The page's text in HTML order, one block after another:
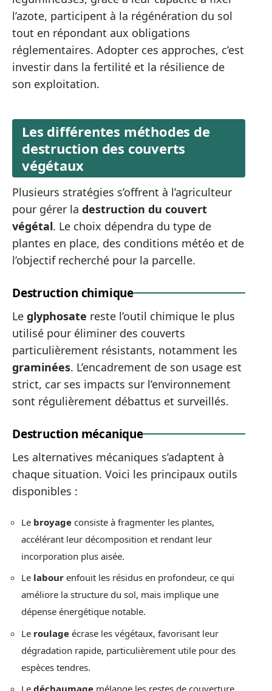
l’azote, participent à la régénération du sol
tout en répondant aux obligations
réglementaires. Adopter ces approches, c’est
investir dans la fertilité et la résilience de
son exploitation.
Les différentes méthodes de
destruction des couverts
végétaux
Plusieurs stratégies s’offrent à l’agriculteur
pour gérer la destruction du couvert
végétal. Le choix dépendra du type de
plantes en place, des conditions météo et de
l’objectif recherché pour la parcelle.
Destruction chimique
Le glyphosate reste l’outil chimique le plus
utilisé pour éliminer des couverts
particulièrement résistants, notamment les
graminées. L’encadrement de son usage est
strict, car ses impacts sur l’environnement
sont régulièrement débattus et surveillés.
Destruction mécanique
Les alternatives mécaniques s’adaptent à
chaque situation. Voici les principaux outils
disponibles :
Le broyage consiste à fragmenter les plantes,
accélérant leur décomposition et rendant leur
incorporation plus aisée.
Le labour enfouit les résidus en profondeur, ce qui
améliore la structure du sol, mais implique une
dépense énergétique notable.
Le roulage écrase les végétaux, favorisant leur
dégradation rapide, particulièrement utile pour des
espèces tendres.